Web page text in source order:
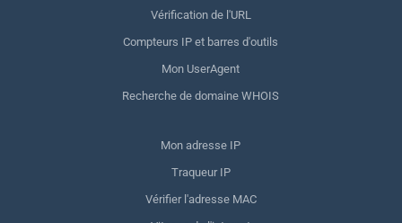
Vérification de l'URL
Compteurs IP et barres d'outils
Mon UserAgent
Recherche de domaine WHOIS
Mon adresse IP
Traqueur IP
Vérifier l'adresse MAC